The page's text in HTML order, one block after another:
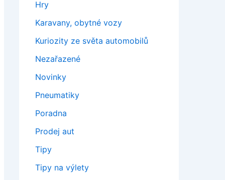
Hry
Karavany, obytné vozy
Kuriozity ze světa automobilů
Nezařazené
Novinky
Pneumatiky
Poradna
Prodej aut
Tipy
Tipy na výlety